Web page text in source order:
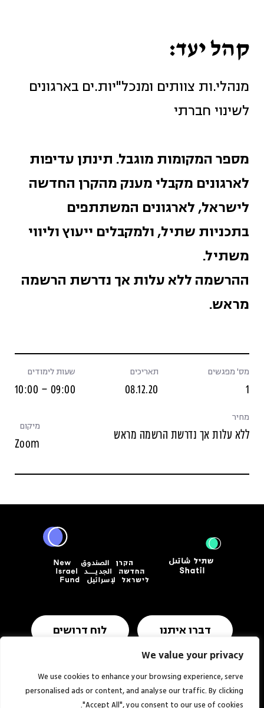
We value your privacy
We use cookies to enhance your browsing experience, serve
personalised ads or content, and analyse our traffic. By clicking
"Accept All", you consent to our use of cookies.
קהל יעד:
מנהלי.ות צוותים ומנכל"יות.ים בארגונים
לשינוי חברתי
מספר המקומות מוגבל. תינתן עדיפות
לארגונים מקבלי מענק מהקרן החדשה
לישראל, לארגונים המשתתפים
בתכניות שתיל, ולמקבלים ייעוץ וליווי
משתיל.
ההרשמה ללא עלות אך נדרשת הרשמה
מראש.
מס' מפגשים
1
תאריכים
08.12.20
שעות לימודים
09:00 – 10:00
מחיר
ללא עלות אך נדרשת הרשמה מראש מיקום
Zoom
דברו איתנו לוח דרושים
תנאי שימוש ומדיניות פרטיות הצהרת נגישות